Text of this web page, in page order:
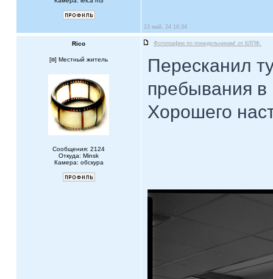
13 май, 24 16:34
Rico Фотографии по понедельникам! от КЛПФ.
[ ] Местный житель
Сообщения: 2124
Откуда: Minsk
Камера: обскура
Пересканил
пребывания в
Хорошего